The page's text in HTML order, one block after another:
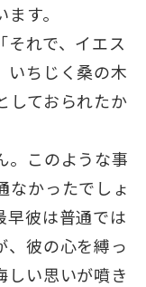
す。
それで、イエス
いちじく桑の木
しておられたか
。このような事
なかったでしょ
早彼は普通では
、彼の心を縛っ
しい思いが噴き